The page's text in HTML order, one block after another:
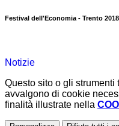
Festival dell'Economia - Trento 2018
Notizie
Questo sito o gli
avvalgono di cookie
finalità illustrate nella